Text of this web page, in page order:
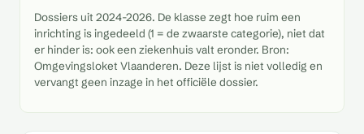
Dossiers uit 2024-2026. De klasse zegt hoe ruim een
inrichting is ingedeeld (1 = de zwaarste categorie), niet dat
er hinder is: ook een ziekenhuis valt eronder. Bron:
Omgevingsloket Vlaanderen. Deze lijst is niet volledig en
vervangt geen inzage in het officiële dossier.